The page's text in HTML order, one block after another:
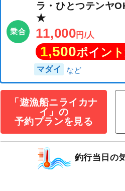
マダイ釣りプ
ラ・ひとつテ
★
11,000 円/人
「遊漁船ニライカナ
イ」の
予約プランを見る
釣行当日の